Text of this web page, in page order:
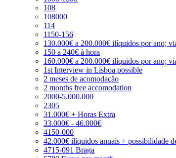
108
108000
114
1150-156
130.000€ a 200.000€ ilíquidos por ano;
150 a 240€ à hora
160.000€ a 200.000€ ilíquidos por ano;
1st Interview in Lisboa possible
2 meses de acomodação
2 months free accomodation
2000-5.000.000
2305
31.000€ + Horas Extra
33.000€ - 46.000€
4150-000
42.000€ ilíquidos anuais + possibilidade
4715-091 Braga